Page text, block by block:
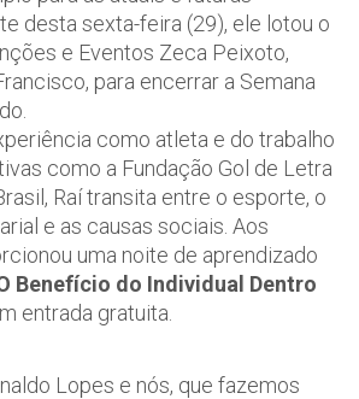
desta sexta-feira (29), ele lotou o
e Eventos Zeca Peixoto,
para encerrar a Semana
como atleta e do trabalho
como a Fundação Gol de Letra
Raí transita entre o esporte, o
e as causas sociais. Aos
uma noite de aprendizado
Benefício do Individual Dentro
entrada gratuita.
Lopes e nós, que fazemos